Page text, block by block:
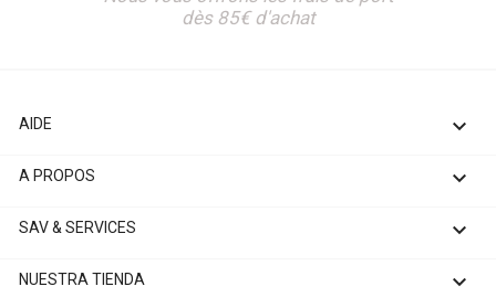
dès 85€ d'achat
AIDE 
A PROPOS 
SAV & SERVICES 
NUESTRA TIENDA 